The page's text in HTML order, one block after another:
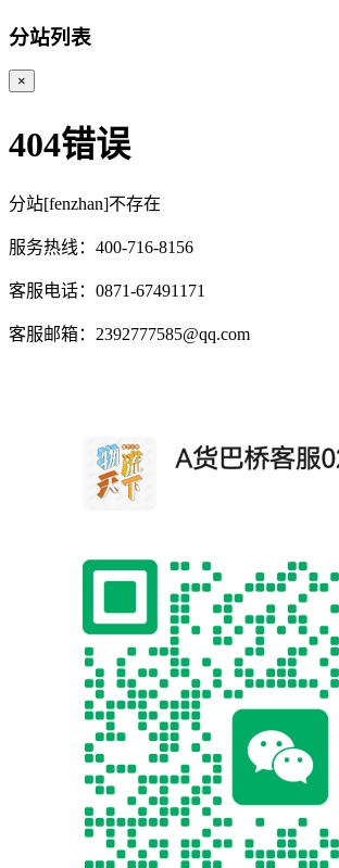
分站列表
×
404错误
分站[fenzhan]不存在
服务热线：400-716-8156
客服电话：0871-67491171
客服邮箱：2392777585@qq.com